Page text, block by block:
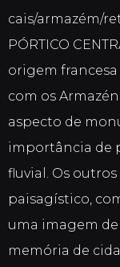
cais/armazém/
PÓRTICO
origem
com os
aspecto de
importância de
fluvial. Os
paisagístico,
uma imagem
memória de